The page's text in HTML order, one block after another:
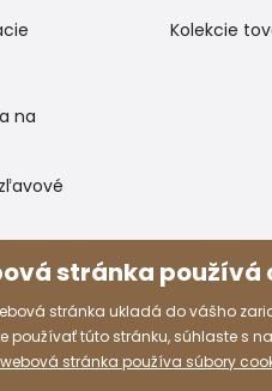
na
Kolekcie
Spôsoby
stránka používá
stránka ukladá do vášho
používať túto stránku, súhlaste s
stránka používa súbory